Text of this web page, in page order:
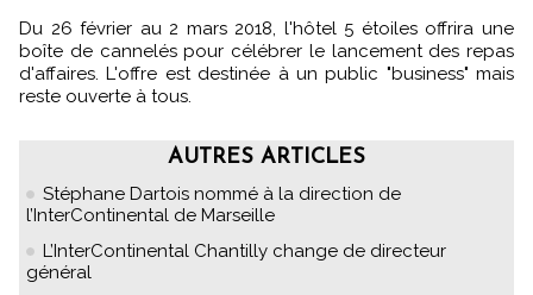
Du 26 février au 2 mars 2018, l'hôtel 5 étoiles offrira une
boîte de cannelés pour célébrer le lancement des repas
d'affaires. L'offre est destinée à un public "business" mais
reste ouverte à tous.
AUTRES ARTICLES
Stéphane Dartois nommé à la direction de
l’InterContinental de Marseille
L’InterContinental Chantilly change de directeur
général